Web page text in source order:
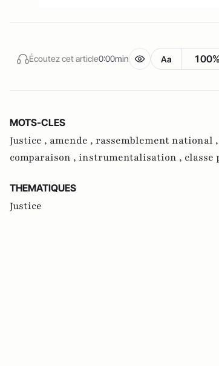
Écoutez cet article0:00min Aa 100%
MOTS-CLES
Justice , amende , rassemblement national ,
comparaison , instrumentalisation , classe
THEMATIQUES
Justice